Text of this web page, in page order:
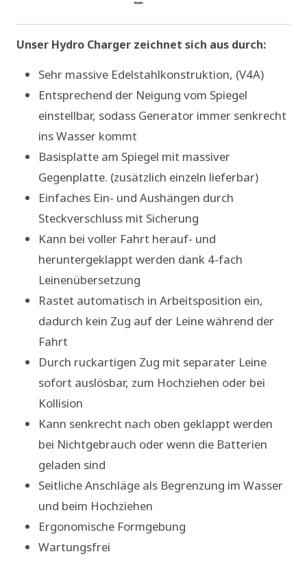
Unser Hydro Charger zeichnet sich aus durch:
Sehr massive Edelstahlkonstruktion, (V4A)
Entsprechend der Neigung vom Spiegel
einstellbar, sodass Generator immer senkrecht
ins Wasser kommt
Basisplatte am Spiegel mit massiver
Gegenplatte. (zusätzlich einzeln lieferbar)
Einfaches Ein- und Aushängen durch
Steckverschluss mit Sicherung
Kann bei voller Fahrt herauf- und
heruntergeklappt werden dank 4-fach
Leinenübersetzung
Rastet automatisch in Arbeitsposition ein,
dadurch kein Zug auf der Leine während der
Fahrt
Durch ruckartigen Zug mit separater Leine
sofort auslösbar, zum Hochziehen oder bei
Kollision
Kann senkrecht nach oben geklappt werden
bei Nichtgebrauch oder wenn die Batterien
geladen sind
Seitliche Anschläge als Begrenzung im Wasser
und beim Hochziehen
Ergonomische Formgebung
Wartungsfrei